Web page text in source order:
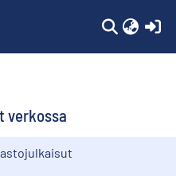
verkossa